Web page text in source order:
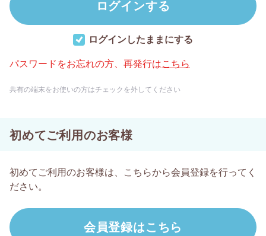
ログインしたままにする
パスワードをお忘れの方、再発行はこちら
共有の端末をお使いの方はチェックを外してください
初めてご利用のお客様
初めてご利用のお客様は、こちらから会員登録を行ってく
ださい。